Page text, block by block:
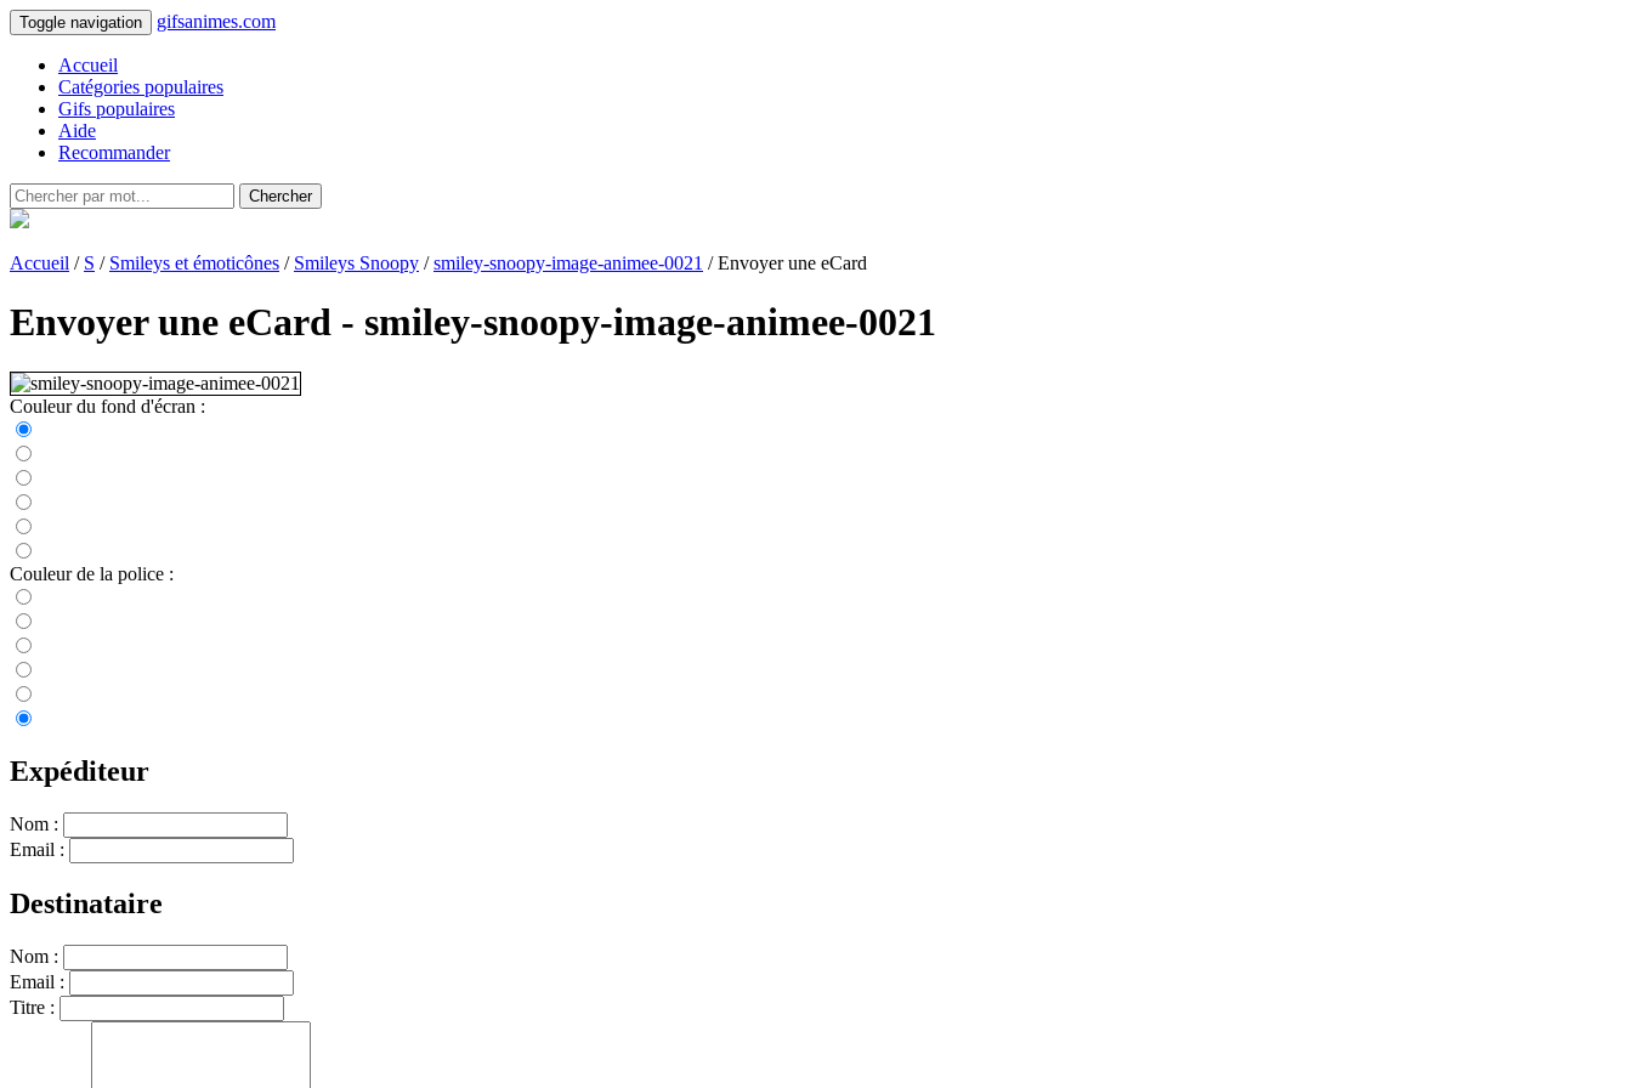
Toggle navigation gifsanimes.com
Accueil
Catégories populaires
Gifs populaires
Aide
Recommander
Chercher
Accueil / S / Smileys et émoticônes / Smileys Snoopy /smiley-snoopy-image-animee-0021 / Envoyer une eCard
Envoyer une eCard - smiley-snoopy-image-animee-0021
Couleur du fond d'écran :
Couleur de la police :
Expéditeur
Nom :
Email :
Destinataire
Nom :
Email :
Titre :